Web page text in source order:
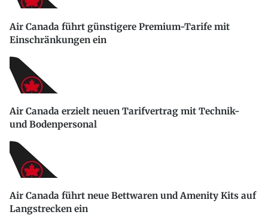
Air Canada führt günstigere Premium-Tarife mit
Einschränkungen ein
Air Canada erzielt neuen Tarifvertrag mit Technik-
und Bodenpersonal
Air Canada führt neue Bettwaren und Amenity Kits auf
Langstrecken ein